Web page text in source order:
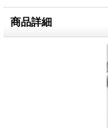
商品詳細